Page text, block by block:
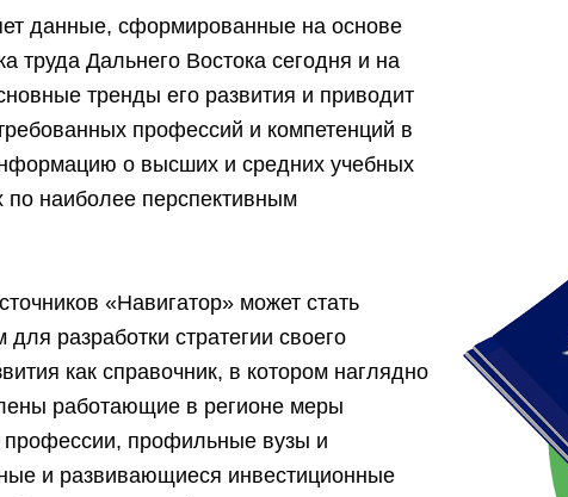
данные, сформированные на основе
труда Дальнего Востока сегодня и на
тренды его развития и приводит
профессий и компетенций в
о высших и средних учебных
наиболее перспективным
«Навигатор» может стать
разработки стратегии своего
как справочник, в котором наглядно
работающие в регионе меры
профессии, профильные вузы и
и развивающиеся инвестиционные